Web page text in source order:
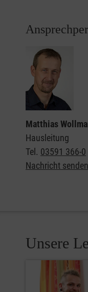
Matthias
Hausleitung
Tel. 03591 366-0
Nachricht senden
Unsere